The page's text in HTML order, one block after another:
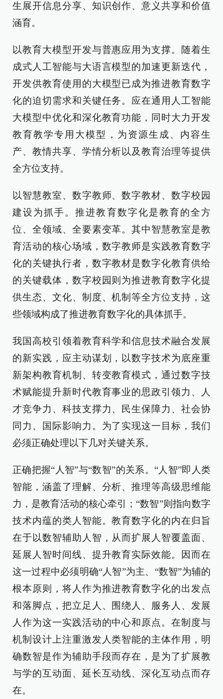
生展开信息分享、知识创作、意义共享和价值
涵育。
以教育大模型开发与普惠应用为支撑。随着生
成式人工智能与大语言模型的加速更新迭代，
开发供教育使用的大模型已成为推进教育数字
化的迫切需求和关键任务。应在通用人工智能
大模型中优化和深化教育功能，同时大力开发
教育教学专用大模型，为资源生成、内容生
产、教情共享、学情分析以及教育治理等提供
全方位支持。
以智慧教室、数字教师、数字教材、数字校园
建设为抓手。推进教育数字化是教育的全方
位、全领域、全要素变革。其中智慧教室是教
育活动的核心场域，数字教师是实践教育数字
化的关键执行者，数字教材是数字化教育供给
的关键载体，数字校园则为推进教育数字化提
供生态、文化、制度、机制等全方位支持，这
些领域构成了推进教育数字化的具体抓手。
我国高校引领着教育科学和信息技术融合发展
的新实践，应主动谋划，以数字技术为底座重
新架构教育机制、转变教育模式，通过数字技
术赋能提升新时代教育事业的思政引领力、人
才竞争力、科技支撑力、民生保障力、社会协
同力、国际影响力。为了实现这一目标，我们
必须正确处理以下几对关键关系。
正确把握“人智”与“数智”的关系。“人智”即人类
智能，涵盖了理解、分析、推理等高级思维能
力，是教育活动的核心牵引；“数智”则指向数字
技术内蕴的类人智能。教育数字化的内在归旨
在于以数智辅助人智，从而扩展人智覆盖面、
延展人智时间线、提升教育实际效能。因而在
这一过程中必须明确“人智”为主、“数智”为辅的
根本原则，将人作为推进教育数字化的出发点
和落脚点，把立足人、围绕人、服务人、发展
人作为这一实践活动的中心和原点。在制度与
机制设计上注重激发人类智能的主体作用，明
确数智是作为辅助手段而存在，是为了扩展教
与学的互动面、延长互动线、深化互动点而存
在。